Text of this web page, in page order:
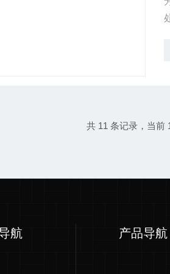
共 11 条记录，当
航 产品导航